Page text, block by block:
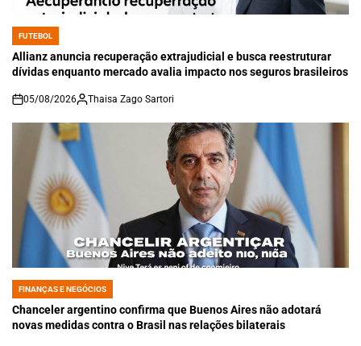
POSTED
IN
FUTEBOL
Allianz anuncia recuperação extrajudicial e busca reestruturar
dívidas enquanto mercado avalia impacto nos seguros brasileiros
on
05/08/2026 Thaisa Zago Sartori
POSTED
IN
FINANÇAS E NEGÓCIOS
Chanceler argentino confirma que Buenos Aires não adotará
novas medidas contra o Brasil nas relações bilaterais